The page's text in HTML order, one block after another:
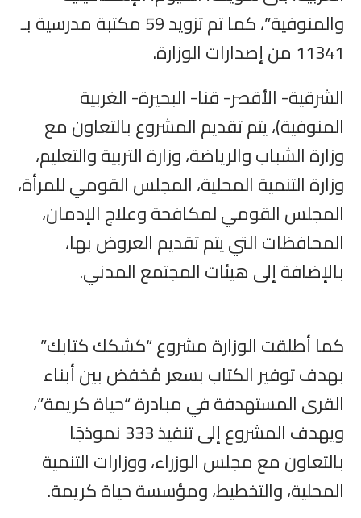
والمنوفية”، كما تم تزويد 59 مكتبة مدرسية بـ
11341 من إصدارات الوزارة.
الشرقية- الأقصر- قنا- البحيرة- الغربية
المنوفية)، يتم تقديم المشروع بالتعاون مع
وزارة الشباب والرياضة، وزارة التربية والتعليم،
وزارة التنمية المحلية، المجلس القومي للمرأة،
المجلس القومي لمكافحة وعلاج الإدمان،
المحافظات التي يتم تقديم العروض بها،
بالإضافة إلى هيئات المجتمع المدني.
كما أطلقت الوزارة مشروع “كشكك كتابك”
بهدف توفير الكتاب بسعر مُخفض بين أبناء
القرى المستهدفة في مبادرة “حياة كريمة”،
ويهدف المشروع إلى تنفيذ 333 نموذجًا
بالتعاون مع مجلس الوزراء، ووزارات التنمية
المحلية، والتخطيط، ومؤسسة حياة كريمة.